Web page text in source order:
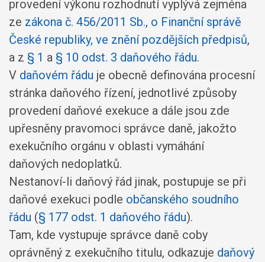
provedení výkonu rozhodnutí vyplývá zejména
ze zákona č. 456/2011 Sb., o Finanční správě
České republiky, ve znění pozdějších předpisů,
a z § 1 a § 10 odst. 3 daňového řádu.
V daňovém řádu je obecně definována procesní
stránka daňového řízení, jednotlivé způsoby
provedení daňové exekuce a dále jsou zde
upřesněny pravomoci správce daně, jakožto
exekučního orgánu v oblasti vymáhání
daňových nedoplatků.
Nestanoví-li daňový řád jinak, postupuje se při
daňové exekuci podle občanského soudního
řádu (§ 177 odst. 1 daňového řádu).
Tam, kde vystupuje správce daně coby
oprávněný z exekučního titulu, odkazuje daňový